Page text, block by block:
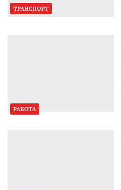
ТРАНСПОРТ
РАБОТА